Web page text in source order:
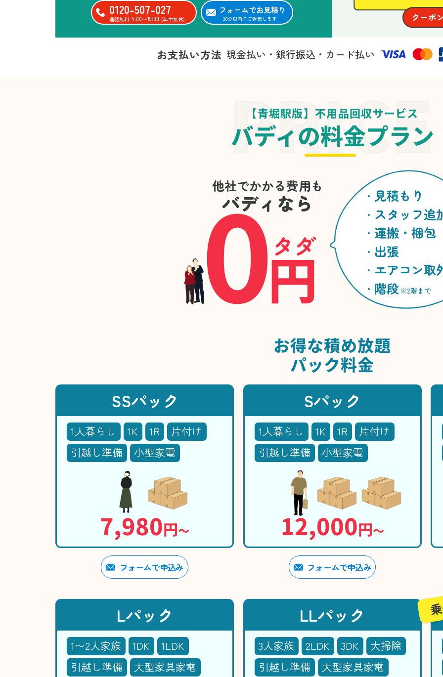
0120-507-027
通話無料 9:00〜19:00 (年中無休)
フォームでお見積り
30分以内にご返信します
お支払い方法 現金払い・銀行振込・カード払い
【青堀駅版】不用品回収サービス
バディの料金プラン
他社でかかる費用も
バディなら
0円
タダ
見積もり
スタッフ追
運搬・梱包
出張
エアコン取
階段 ※2階まで
お得な積め放題
パック料金
SSパック
1人暮らし 1K 1R
片付け
引越し準備
小型家電
7,980円〜
フォームで申込み
Sパック
1人暮らし 1K 1R
片付け
引越し準備
小型家電
12,000円〜
フォームで申込み
Lパック
1〜2人家族 1DK
1LDK
引越し準備
大型家具家電
LLパック
3人家族 2LDK 3DK
大掃除
引越し準備
大型家具家電